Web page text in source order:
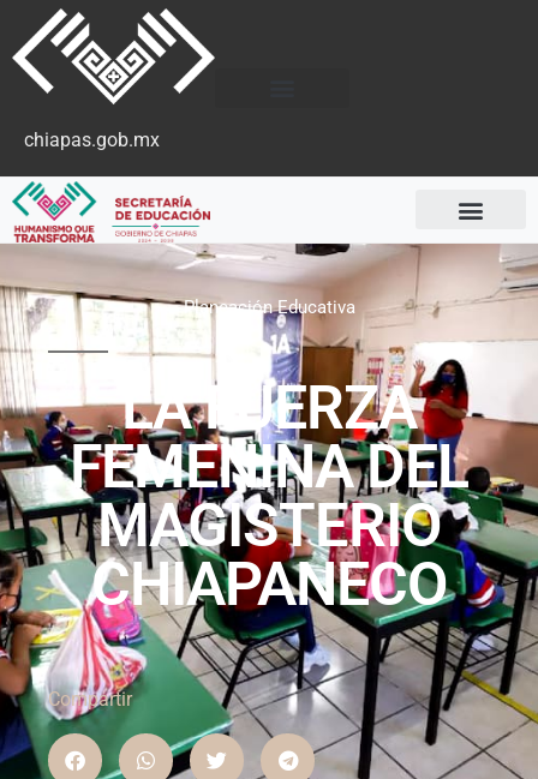
chiapas.gob.mx
Planeación Educativa
LA FUERZA
FEMENINA DEL
MAGISTERIO
CHIAPANECO
Compartir